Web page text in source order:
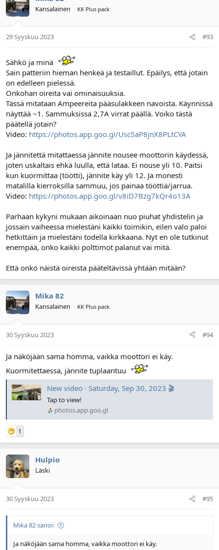
Kansalainen KK Plus pack
29 Syyskuu 2023 #93
Sähkö ja minä
Sain patteriin hieman henkeä ja testaillut. Epäilys, että jotain
on edelleen pielessä.
Onkohan oireita vai ominaisuuksia.
Tässä mitataan Ampeereita pääsulakkeen navoista. Käynnissä
näyttää ~1. Sammuksissa 2,7A virrat päällä. Voiko tästä
päätellä jotain?
Video: https://photos.app.goo.gl/Usc5aP8jnX8PLtCYA
Ja jännitettä mitattaessa jännite nousee moottorin käydessä,
joten uskaltais ehkä luulla, että lataa. Ei nouse yli 10. Paitsi
kun kuormittaa (töötti), jännite käy yli 12. Ja monesti
matalilla kierroksilla sammuu, jos painaa tööttiä/jarrua.
Video: https://photos.app.goo.gl/v8iD7Bzg7kQr4o13A
Parhaan kykyni mukaan aikoinaan nuo piuhat yhdistelin ja
jossain vaiheessa mielestäni kaikki toimikin, eilen valo paloi
hetkittäin ja mielestäni todella kirkkaana. Nyt en ole tutkinut
enempää, onko kaikki polttimot palanut vai mitä.
Että onko näistä oireista pääteltävissä yhtään mitään?
Mika 82
Kansalainen KK Plus pack
30 Syyskuu 2023 #94
Ja näköjään sama homma, vaikka moottori ei käy.
Kuormitettaessa, jännite tuplaantuu
New video · Saturday, Sep 30, 2023 🎬
Tap to view!
photos.app.goo.gl
1
Hulpio
Läski
30 Syyskuu 2023 #95
Mika 82 sanoi:
Ja näköjään sama homma, vaikka moottori ei käy.